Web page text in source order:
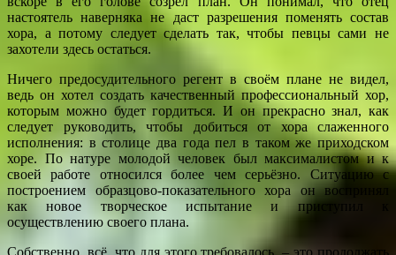
настоятель наверняка не даст разрешения поменять состав
хора, а потому следует сделать так, чтобы певцы сами не
захотели здесь остаться.
Ничего предосудительного регент в своём плане не видел,
ведь он хотел создать качественный профессиональный хор,
которым можно будет гордиться. И он прекрасно знал, как
следует руководить, чтобы добиться от хора слаженного
исполнения: в столице два года пел в таком же приходском
хоре. По натуре молодой человек был максималистом и к
своей работе относился более чем серьёзно. Ситуацию с
построением образцово-показательного хора он воспринял
как новое творческое испытание и приступил к
осуществлению своего плана.
Собственно, всё, что для этого требовалось, – это продолжать